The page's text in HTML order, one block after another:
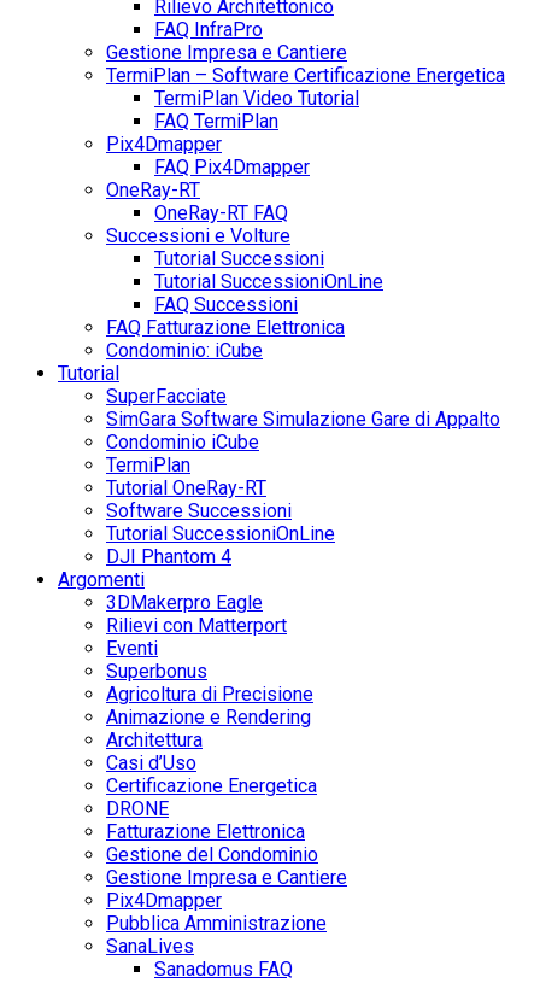
Rilievo Architettonico
FAQ InfraPro
Gestione Impresa e Cantiere
TermiPlan – Software Certificazione Energetica
TermiPlan Video Tutorial
FAQ TermiPlan
Pix4Dmapper
FAQ Pix4Dmapper
OneRay-RT
OneRay-RT FAQ
Successioni e Volture
Tutorial Successioni
Tutorial SuccessioniOnLine
FAQ Successioni
FAQ Fatturazione Elettronica
Condominio: iCube
Tutorial
SuperFacciate
SimGara Software Simulazione Gare di Appalto
Condominio iCube
TermiPlan
Tutorial OneRay-RT
Software Successioni
Tutorial SuccessioniOnLine
DJI Phantom 4
Argomenti
3DMakerpro Eagle
Rilievi con Matterport
Eventi
Superbonus
Agricoltura di Precisione
Animazione e Rendering
Architettura
Casi d’Uso
Certificazione Energetica
DRONE
Fatturazione Elettronica
Gestione del Condominio
Gestione Impresa e Cantiere
Pix4Dmapper
Pubblica Amministrazione
SanaLives
Sanadomus FAQ